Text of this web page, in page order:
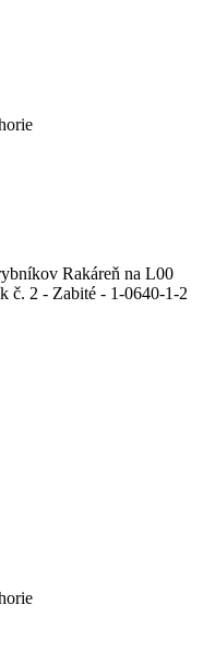
Rakáreň na L00
č. 2 - Zabité - 1-0640-1-2